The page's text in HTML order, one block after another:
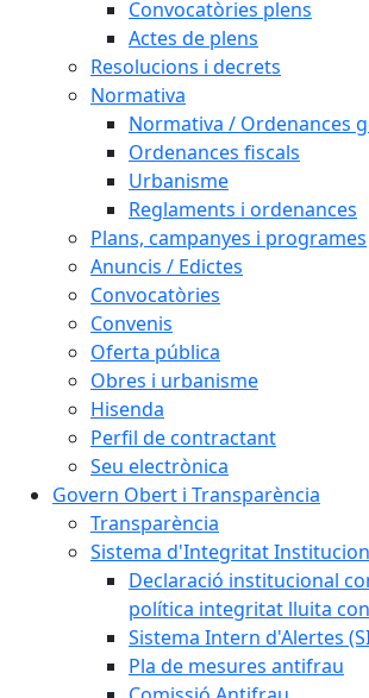
Convocatòries plens
Actes de plens
Resolucions i decrets
Normativa
Normativa / Ordenances
Ordenances fiscals
Urbanisme
Reglaments i ordenances
Plans, campanyes i programes
Anuncis / Edictes
Convocatòries
Convenis
Oferta pública
Obres i urbanisme
Hisenda
Perfil de contractant
Seu electrònica
Govern Obert i Transparència
Transparència
Sistema d'Integritat
Declaració institucional
política integritat lluita
Sistema Intern d'Alertes
Pla de mesures antifrau